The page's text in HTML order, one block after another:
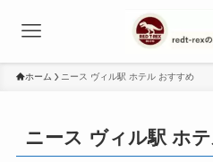
ホーム ニース ヴィル駅 ホテル おすすめ
ニース ヴィル駅 ホ